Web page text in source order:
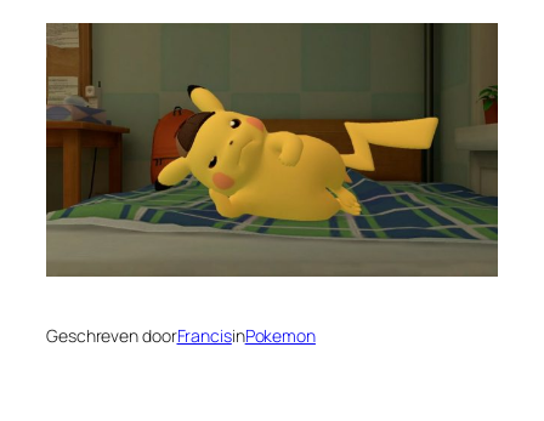
Geschreven doorFrancisinPokemon